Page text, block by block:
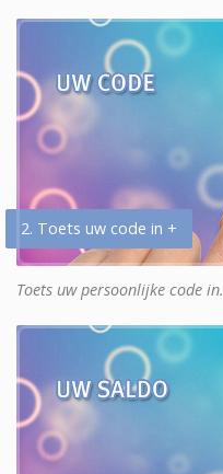
2. Toets uw code in +
Toets uw persoonlijke code in.